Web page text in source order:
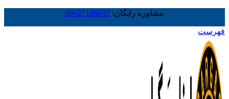
مشاوره رایگان: 09027186633
فهرست